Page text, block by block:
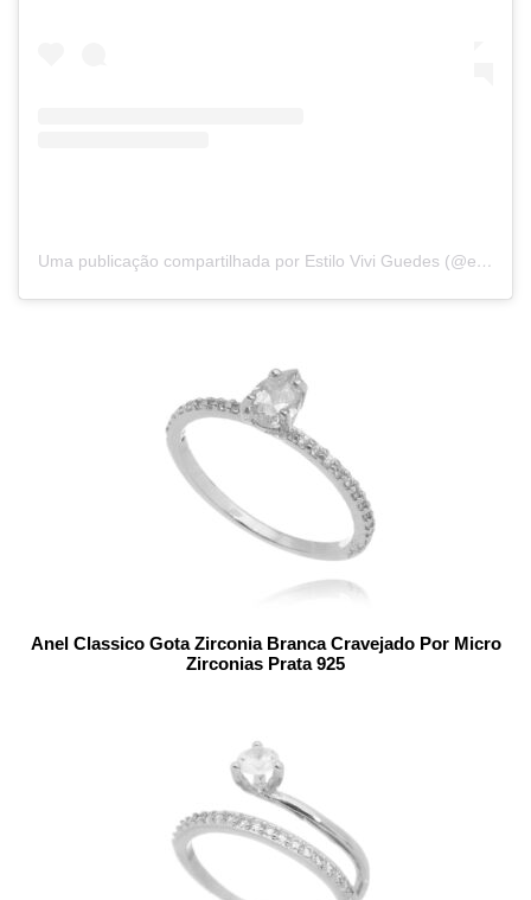
Uma publicação compartilhada por Estilo Vivi Guedes (@estiloviviguedes)
Anel Classico Gota Zirconia Branca Cravejado Por Micro
Zirconias Prata 925